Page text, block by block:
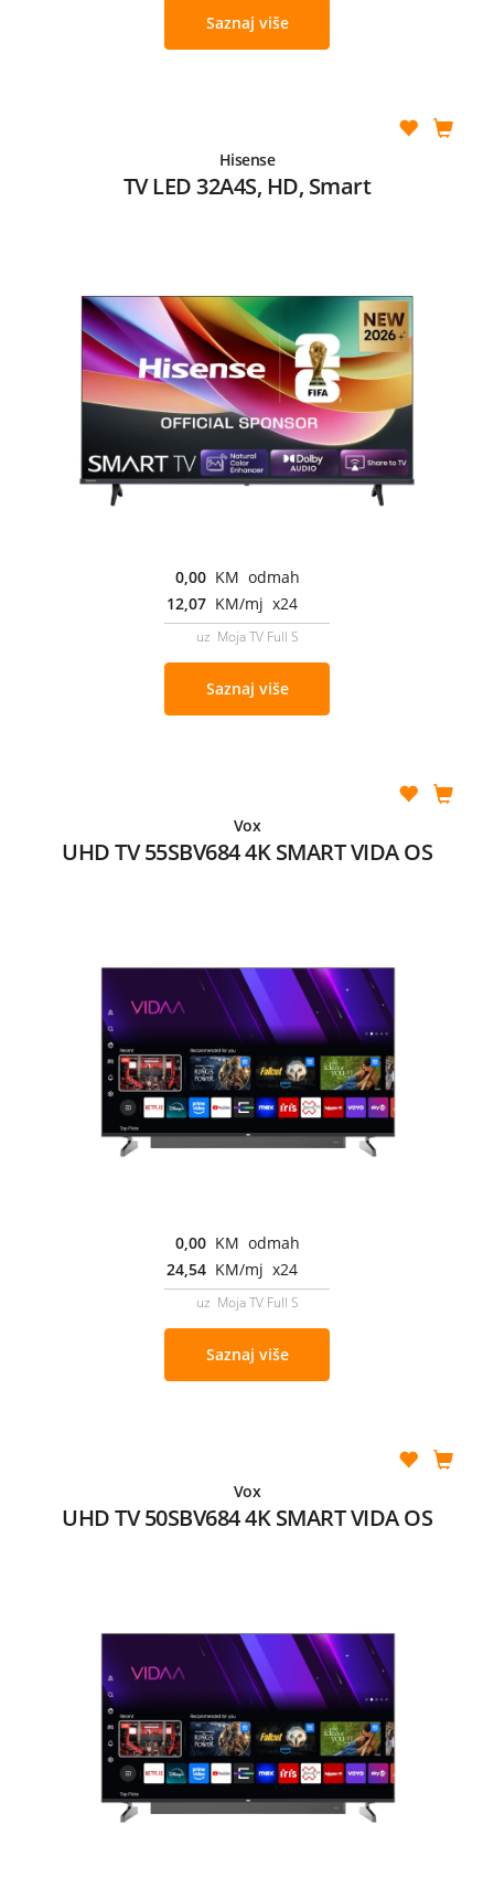
Saznaj više
Hisense
TV LED 32A4S, HD, Smart
0,00 KM odmah
12,07 KM/mj x24
uz Moja TV Full S
Saznaj više
Vox
UHD TV 55SBV684 4K SMART VIDA OS
0,00 KM odmah
24,54 KM/mj x24
uz Moja TV Full S
Saznaj više
Vox
UHD TV 50SBV684 4K SMART VIDA OS